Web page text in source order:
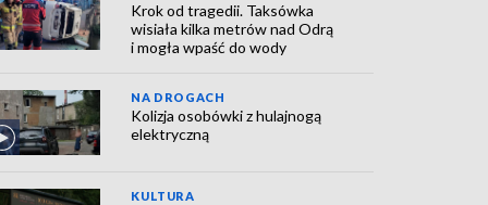
Krok od tragedii. Taksówka
wisiała kilka metrów nad Odrą
i mogła wpaść do wody
NA DROGACH
Kolizja osobówki z hulajnogą
elektryczną
KULTURA